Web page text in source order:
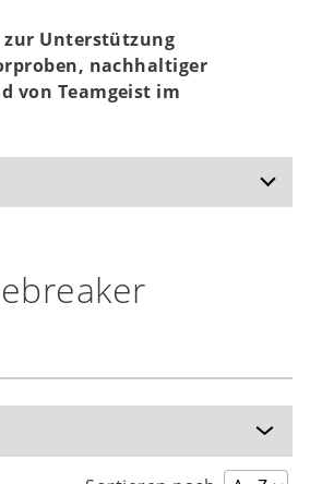
zur Unterstützung
nachhaltiger
von Teamgeist im
zur Auflockerung
Dehnung und
Stütze